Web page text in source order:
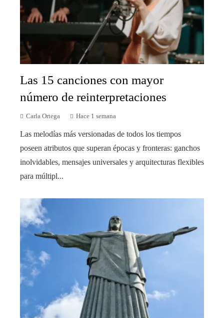
Las 15 canciones con mayor
número de reinterpretaciones
Carla Ortega Hace 1 semana
Las melodías más versionadas de todos los tiempos
poseen atributos que superan épocas y fronteras: ganchos
inolvidables, mensajes universales y arquitecturas flexibles
para múltipl...